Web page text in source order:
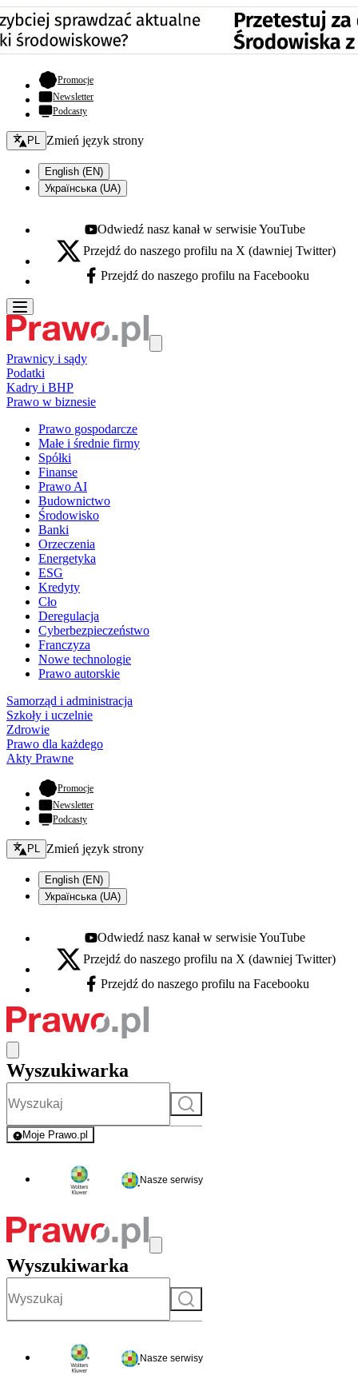
Promocje- otwiera się w nowej karcie
Newsletter
Podcasty
Zmień język - bieżący:
PL Zmień język strony
English (EN)
Українська (UA)
Youtube - otwiera się w nowej karcie
Odwiedź nasz kanał w serwisie YouTube
X - otwiera się w nowej karcie
Przejdź do naszego profilu na X (dawniej Twitter)
Facebook - otwiera się w nowej karcie
Przejdź do naszego profilu na Facebooku
Prawnicy i sądy
Podatki
Kadry i BHP
Prawo w biznesie
Prawo gospodarcze
Małe i średnie firmy
Spółki
Finanse
Prawo AI
Budownictwo
Środowisko
Banki
Orzeczenia
Energetyka
ESG
Kredyty
Cło
Deregulacja
Cyberbezpieczeństwo
Franczyza
Nowe technologie
Prawo autorskie
Samorząd i administracja
Szkoły i uczelnie
Zdrowie
Prawo dla każdego
Akty Prawne
Promocje- otwiera się w nowej karcie
Newsletter
Podcasty
Zmień język - bieżący:
PL Zmień język strony
English (EN)
Українська (UA)
Youtube - otwiera się w nowej karcie
Odwiedź nasz kanał w serwisie YouTube
X - otwiera się w nowej karcie
Przejdź do naszego profilu na X (dawniej Twitter)
Facebook - otwiera się w nowej karcie
Przejdź do naszego profilu na Facebooku
Wyszukiwarka
Szukaj
Moje Prawo.pl
- rejestracja i logowanie do serwisu
Nasze serwisy
Wyszukiwarka
Szukaj
Nasze serwisy